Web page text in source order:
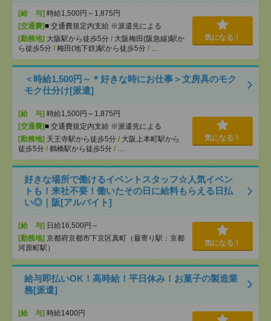
[給 与] 時給1,500円～1,875円
[交通費]■ 交通費規定内支給 ※派遣先による
[勤務地] 大阪駅から徒歩5分 / 大阪梅田(阪急線)駅か
ら徒歩5分 / 梅田(地下鉄)駅から徒歩5分 / …
気になる！
＜時給1,500円～＊好きな時にお仕事＞文房具のモク
モク仕分け[派遣]
[給 与] 時給1,500円～1,875円
[交通費]■ 交通費規定内支給 ※派遣先による
[勤務地] 天王寺駅から徒歩5分 / 大阪上本町駅から
徒歩5分 / 鶴橋駅から徒歩5分 / …
気になる！
好きな場所で働けるイベントスタッフ☆人気イベン
トも！来社不要！働いたその日に給料もらえる日払
い◎｜阪[アルバイト]
[給 与] 日給16,500円～
[勤務地] 京都府京都市下京区真町（最寄り駅：京都
河原町駅）
気になる！
給与即払いOK！高時給！平日休み！お菓子の製造業
務[派遣]
[給 与] 時給1400円